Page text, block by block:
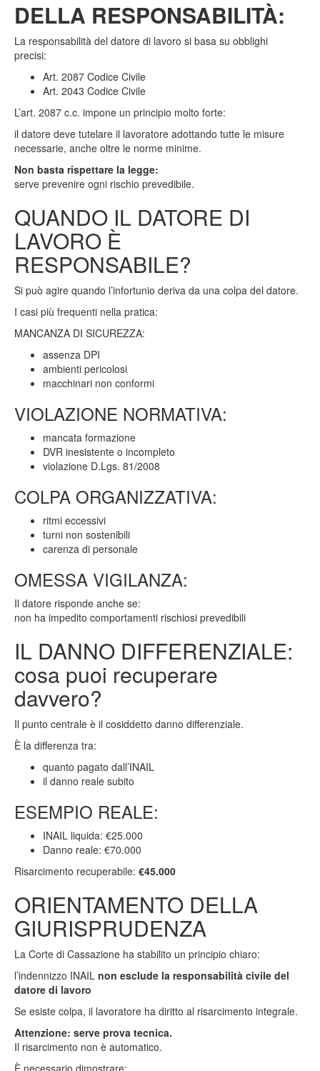
DELLA RESPONSABILITÀ:
La responsabilità del datore di lavoro si basa su obblighi
precisi:
Art. 2087 Codice Civile
Art. 2043 Codice Civile
L’art. 2087 c.c. impone un principio molto forte:
il datore deve tutelare il lavoratore adottando tutte le misure
necessarie, anche oltre le norme minime.
Non basta rispettare la legge:
serve prevenire ogni rischio prevedibile.
QUANDO IL DATORE DI
LAVORO È
RESPONSABILE?
Si può agire quando l’infortunio deriva da una colpa del datore.
I casi più frequenti nella pratica:
MANCANZA DI SICUREZZA:
assenza DPI
ambienti pericolosi
macchinari non conformi
VIOLAZIONE NORMATIVA:
mancata formazione
DVR inesistente o incompleto
violazione D.Lgs. 81/2008
COLPA ORGANIZZATIVA:
ritmi eccessivi
turni non sostenibili
carenza di personale
OMESSA VIGILANZA:
Il datore risponde anche se:
non ha impedito comportamenti rischiosi prevedibili
IL DANNO DIFFERENZIALE:
cosa puoi recuperare
davvero?
Il punto centrale è il cosiddetto danno differenziale.
È la differenza tra:
quanto pagato dall’INAIL
il danno reale subito
ESEMPIO REALE:
INAIL liquida: €25.000
Danno reale: €70.000
Risarcimento recuperabile: €45.000
ORIENTAMENTO DELLA
GIURISPRUDENZA
La Corte di Cassazione ha stabilito un principio chiaro:
l’indennizzo INAIL non esclude la responsabilità civile del
datore di lavoro
Se esiste colpa, il lavoratore ha diritto al risarcimento integrale.
Attenzione: serve prova tecnica.
Il risarcimento non è automatico.
È necessario dimostrare: